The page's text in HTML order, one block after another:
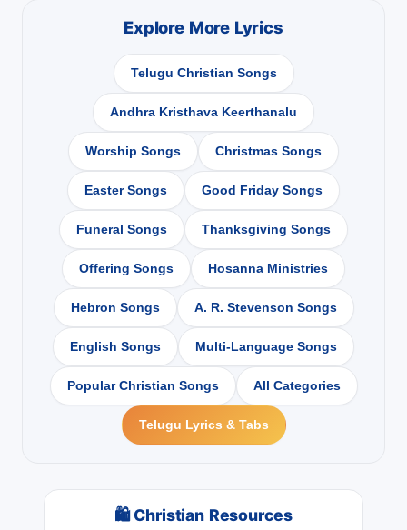
Explore More Lyrics
Telugu Christian Songs
Andhra Kristhava Keerthanalu
Worship Songs Christmas Songs
Easter Songs Good Friday Songs
Funeral Songs Thanksgiving Songs
Offering Songs Hosanna Ministries
Hebron Songs A. R. Stevenson Songs
English Songs Multi-Language Songs
Popular Christian Songs All Categories
Telugu Lyrics & Tabs
🛍 Christian Resources